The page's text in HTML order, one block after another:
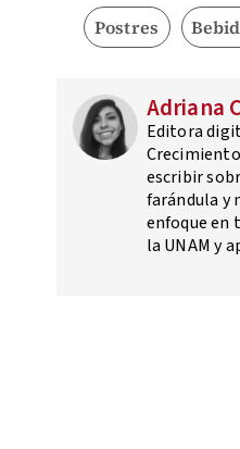
Postres
Adriana
Editora
escribir
farándula y
enfoque en
la UNAM y